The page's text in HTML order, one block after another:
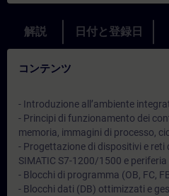
解説 日付と登録日
コンテンツ
- Introduzione all’ambiente
- Principi di funzionamento dei
memoria, immagini di processo,
- Progettazione di dispositivi e reti
SIMATIC S7-1200/1500 e
- Blocchi di programma (OB, FC,
- Blocchi dati (DB) ottimizzati e